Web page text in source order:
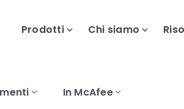
Prodotti Chi siamo
In McAfee